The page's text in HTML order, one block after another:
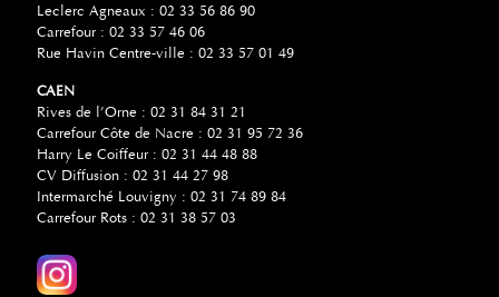
Leclerc Agneaux : 02 33 56 86 90
Carrefour : 02 33 57 46 06
Rue Havin Centre-ville : 02 33 57 01 49
CAEN
Rives de l’Orne : 02 31 84 31 21
Carrefour Côte de Nacre : 02 31 95 72 36
Harry Le Coiffeur : 02 31 44 48 88
CV Diffusion : 02 31 44 27 98
Intermarché Louvigny : 02 31 74 89 84
Carrefour Rots : 02 31 38 57 03